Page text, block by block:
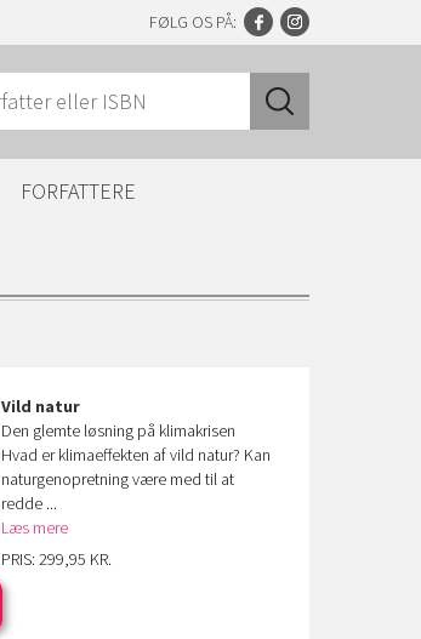
FØLG OS PÅ:
FORFATTERE
Vild natur
Den glemte løsning på klimakrisen
Hvad er klimaeffekten af vild natur? Kan
naturgenopretning være med til at
redde ...
Læs mere
PRIS: 299,95 KR.